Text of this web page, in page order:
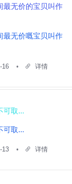
最无价的宝贝叫作
最无价嘅宝贝叫作
16 详情
可取...
可取...
13 详情